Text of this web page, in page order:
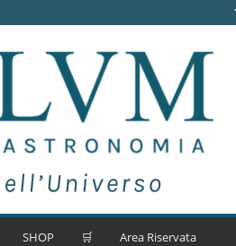
SHOP 🛒 Area Riservata